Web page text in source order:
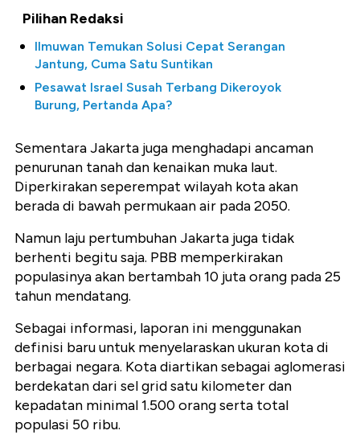
Pilihan Redaksi
Ilmuwan Temukan Solusi Cepat Serangan
Jantung, Cuma Satu Suntikan
Pesawat Israel Susah Terbang Dikeroyok
Burung, Pertanda Apa?
Sementara Jakarta juga menghadapi ancaman
penurunan tanah dan kenaikan muka laut.
Diperkirakan seperempat wilayah kota akan
berada di bawah permukaan air pada 2050.
Namun laju pertumbuhan Jakarta juga tidak
berhenti begitu saja. PBB memperkirakan
populasinya akan bertambah 10 juta orang pada 25
tahun mendatang.
Sebagai informasi, laporan ini menggunakan
definisi baru untuk menyelaraskan ukuran kota di
berbagai negara. Kota diartikan sebagai aglomerasi
berdekatan dari sel grid satu kilometer dan
kepadatan minimal 1.500 orang serta total
populasi 50 ribu.